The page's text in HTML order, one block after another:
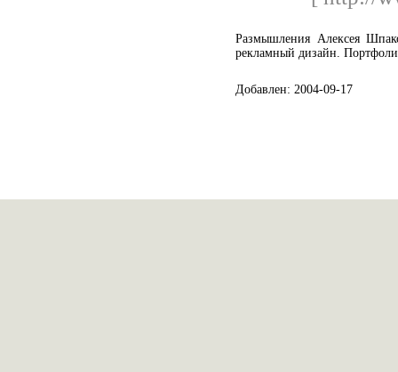
Размышления Алексея
рекламный дизайн.
Добавлен: 2004-09-17